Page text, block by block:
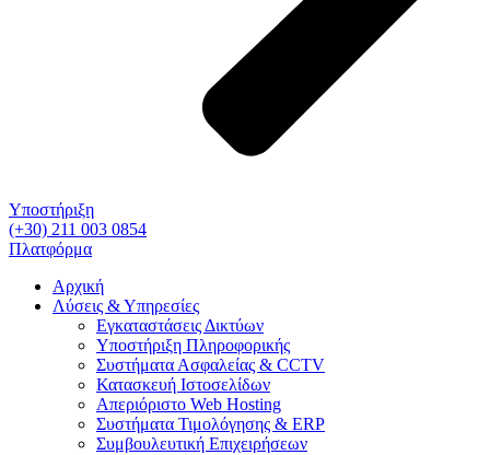
Υποστήριξη
(+30) 211 003 0854
Πλατφόρμα
Αρχική
Λύσεις & Υπηρεσίες
Εγκαταστάσεις Δικτύων
Υποστήριξη Πληροφορικής
Συστήματα Ασφαλείας & CCTV
Κατασκευή Ιστοσελίδων
Απεριόριστο Web Hosting
Συστήματα Τιμολόγησης & ERP
Συμβουλευτική Επιχειρήσεων